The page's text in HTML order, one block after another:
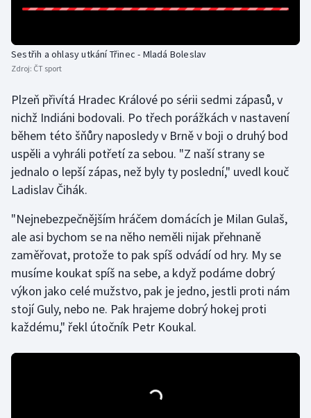
Sestřih a ohlasy utkání Třinec - Mladá Boleslav
Zdroj: ČT sport
Plzeň přivítá Hradec Králové po sérii sedmi zápasů, v
nichž Indiáni bodovali. Po třech porážkách v nastavení
během této šňůry naposledy v Brně v boji o druhý bod
uspěli a vyhráli potřetí za sebou. "Z naší strany se
jednalo o lepší zápas, než byly ty poslední," uvedl kouč
Ladislav Čihák.
"Nejnebezpečnějším hráčem domácích je Milan Gulaš,
ale asi bychom se na něho neměli nijak přehnaně
zaměřovat, protože to pak spíš odvádí od hry. My se
musíme koukat spíš na sebe, a když podáme dobrý
výkon jako celé mužstvo, pak je jedno, jestli proti nám
stojí Guly, nebo ne. Pak hrajeme dobrý hokej proti
každému," řekl útočník Petr Koukal.